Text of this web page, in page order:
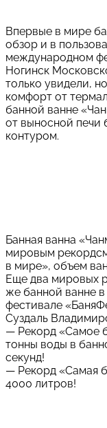
Впервые в мире
обзор и в
международном
Ногинск
только увидели,
комфорт от
банной ванне
от выносной
контуром.
Банная ванна
мировым
в мире», объем
Еще два мировых
же банной ванне
фестивале
Суздаль
— Рекорд «Самое
тонны воды в
секунд!
— Рекорд «Самая
4000 литров!